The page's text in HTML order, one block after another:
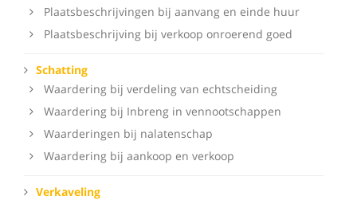
Plaatsbeschrijvingen bij aanvang en einde huur
Plaatsbeschrijving bij verkoop onroerend goed
Schatting
Waardering bij verdeling van echtscheiding
Waardering bij Inbreng in vennootschappen
Waarderingen bij nalatenschap
Waardering bij aankoop en verkoop
Verkaveling